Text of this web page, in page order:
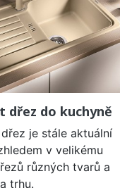
dřez do kuchyně
je stále aktuální
v velikému
různých tvarů a
trhu.